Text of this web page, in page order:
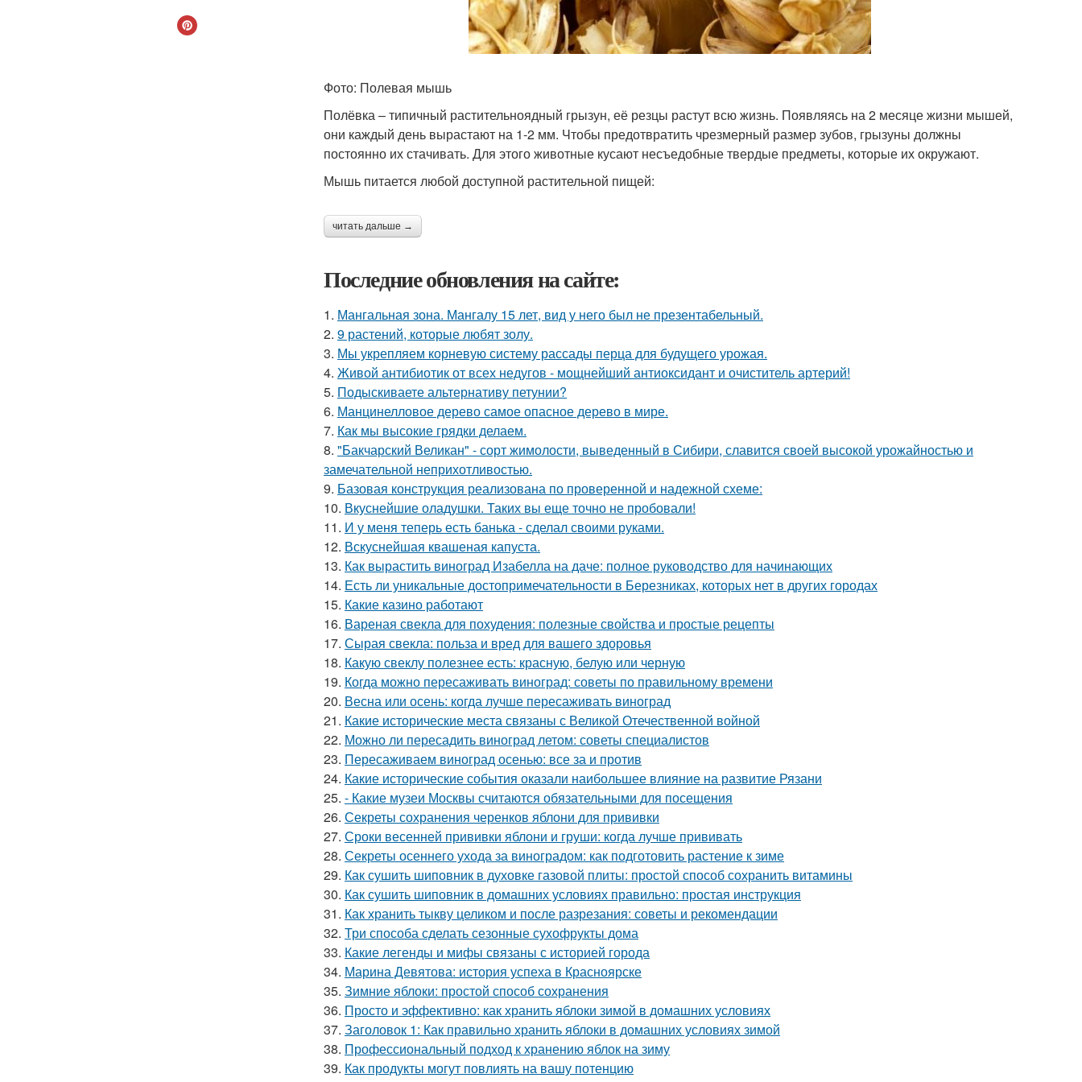
Фото: Полевая мышь
Полёвка – типичный растительноядный грызун, её резцы растут всю жизнь. Появляясь на 2 месяце жизни мышей,
они каждый день вырастают на 1-2 мм. Чтобы предотвратить чрезмерный размер зубов, грызуны должны
постоянно их стачивать. Для этого животные кусают несъедобные твердые предметы, которые их окружают.
Мышь питается любой доступной растительной пищей:
читать дальше →
Последние обновления на сайте:
1. Мангальная зона. Мангалу 15 лет, вид у него был не презентабельный.
2. 9 растений, которые любят золу.
3. Мы укрепляем корневую систему рассады перца для будущего урожая.
4. Живой антибиотик от всех недугов - мощнейший антиоксидант и очиститель артерий!
5. Подыскиваете альтернативу петунии?
6. Манцинелловое дерево самое опасное дерево в мире.
7. Как мы высокие грядки делаем.
8. "Бакчарский Великан" - сорт жимолости, выведенный в Сибири, славится своей высокой урожайностью и
замечательной неприхотливостью.
9. Базовая конструкция реализована по проверенной и надежной схеме:
10. Вкуснейшие оладушки. Таких вы еще точно не пробовали!
11. И у меня теперь есть банька - сделал своими руками.
12. Вскуснейшая квашеная капуста.
13. Как вырастить виноград Изабелла на даче: полное руководство для начинающих
14. Есть ли уникальные достопримечательности в Березниках, которых нет в других городах
15. Какие казино работают
16. Вареная свекла для похудения: полезные свойства и простые рецепты
17. Сырая свекла: польза и вред для вашего здоровья
18. Какую свеклу полезнее есть: красную, белую или черную
19. Когда можно пересаживать виноград: советы по правильному времени
20. Весна или осень: когда лучше пересаживать виноград
21. Какие исторические места связаны с Великой Отечественной войной
22. Можно ли пересадить виноград летом: советы специалистов
23. Пересаживаем виноград осенью: все за и против
24. Какие исторические события оказали наибольшее влияние на развитие Рязани
25. - Какие музеи Москвы считаются обязательными для посещения
26. Секреты сохранения черенков яблони для прививки
27. Сроки весенней прививки яблони и груши: когда лучше прививать
28. Секреты осеннего ухода за виноградом: как подготовить растение к зиме
29. Как сушить шиповник в духовке газовой плиты: простой способ сохранить витамины
30. Как сушить шиповник в домашних условиях правильно: простая инструкция
31. Как хранить тыкву целиком и после разрезания: советы и рекомендации
32. Три способа сделать сезонные сухофрукты дома
33. Какие легенды и мифы связаны с историей города
34. Марина Девятова: история успеха в Красноярске
35. Зимние яблоки: простой способ сохранения
36. Просто и эффективно: как хранить яблоки зимой в домашних условиях
37. Заголовок 1: Как правильно хранить яблоки в домашних условиях зимой
38. Профессиональный подход к хранению яблок на зиму
39. Как продукты могут повлиять на вашу потенцию